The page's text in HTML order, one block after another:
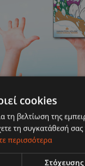
cookies
τη βελτίωση της
τη συγκατάθεσή
περισσότερα
Στόχευσης